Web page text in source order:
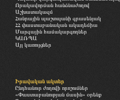
Որակավորման հանձնաժողով
Աշխատակազմ
Հանրային պաշտպանի գրասենյակ
ՀՀ փաստաբանական ակադեմիա
Մարզային համակարգողներ
ԿԱՌՊԱ
Այլ կառույցներ
Իրավական ակտեր
Ընդհանուր ժողովի որոշումներ
«Փաստաբանության մասին» օրենք